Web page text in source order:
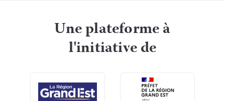
Une plateforme à
l'initiative de